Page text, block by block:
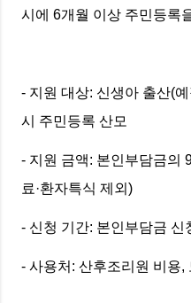
시에 6개월 이상 주민등록
- 지원 대상: 신생아 출산(
시 주민등록 산모
- 지원 금액: 본인부담금의
료·환자특식 제외)
- 신청 기간: 본인부담금 신
- 사용처: 산후조리원 비용,